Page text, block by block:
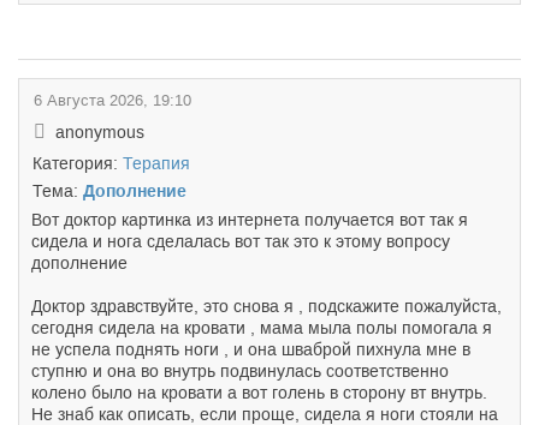
6 Августа 2026, 19:10
anonymous
Категория: Терапия
Тема: Дополнение
Вот доктор картинка из интернета получается вот так я
сидела и нога сделалась вот так это к этому вопросу
дополнение
Доктор здравствуйте, это снова я , подскажите пожалуйста,
сегодня сидела на кровати , мама мыла полы помогала я
не успела поднять ноги , и она шваброй пихнула мне в
ступню и она во внутрь подвинулась соответственно
колено было на кровати а вот голень в сторону вт внутрь.
Не знаб как описать, если проще, сидела я ноги стояли на